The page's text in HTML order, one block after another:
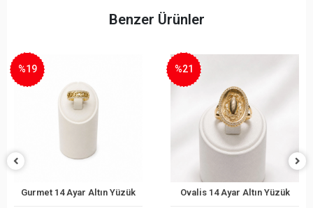
Benzer Ürünler
Sepete Ekle
Gurmet 14 Ayar Altın Yüzük
%19
Sepete Ekle
Ovalis 14 Ayar Altın Yüzük
%21